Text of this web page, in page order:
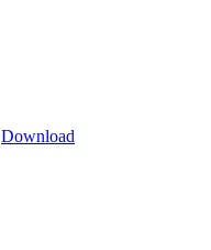
Download